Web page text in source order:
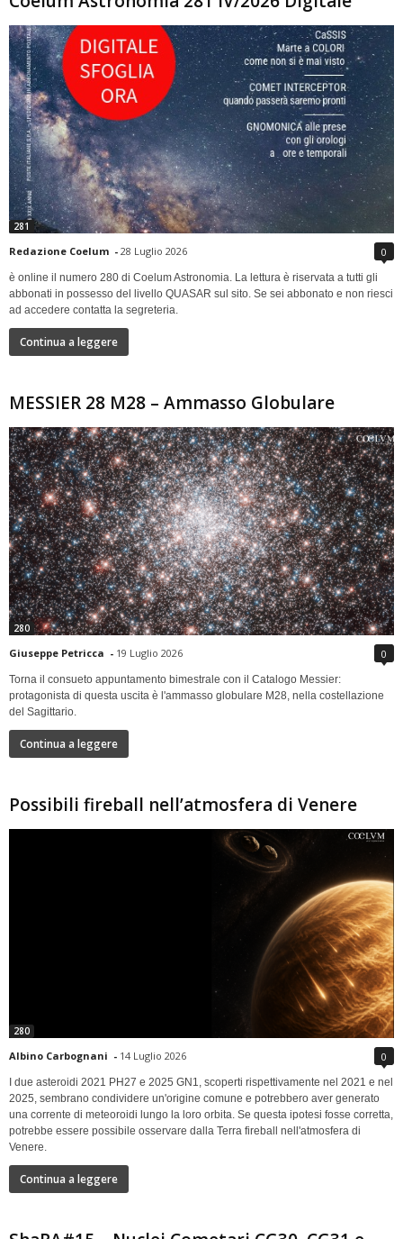
281
Redazione Coelum - 28 Luglio 2026 0
è online il numero 280 di Coelum Astronomia. La lettura è riservata a tutti gli
abbonati in possesso del livello QUASAR sul sito. Se sei abbonato e non riesci
ad accedere contatta la segreteria.
Continua a leggere
MESSIER 28 M28 – Ammasso Globulare
280
Giuseppe Petricca - 19 Luglio 2026 0
Torna il consueto appuntamento bimestrale con il Catalogo Messier:
protagonista di questa uscita è l'ammasso globulare M28, nella costellazione
del Sagittario.
Continua a leggere
Possibili fireball nell’atmosfera di Venere
280
Albino Carbognani - 14 Luglio 2026 0
I due asteroidi 2021 PH27 e 2025 GN1, scoperti rispettivamente nel 2021 e nel
2025, sembrano condividere un'origine comune e potrebbero aver generato
una corrente di meteoroidi lungo la loro orbita. Se questa ipotesi fosse corretta,
potrebbe essere possibile osservare dalla Terra fireball nell'atmosfera di
Venere.
Continua a leggere